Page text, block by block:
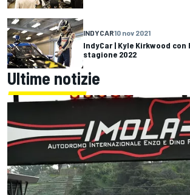
INDYCAR10 nov 2021
IndyCar | Kyle Kirkwood
stagione 2022
Ultime notizie